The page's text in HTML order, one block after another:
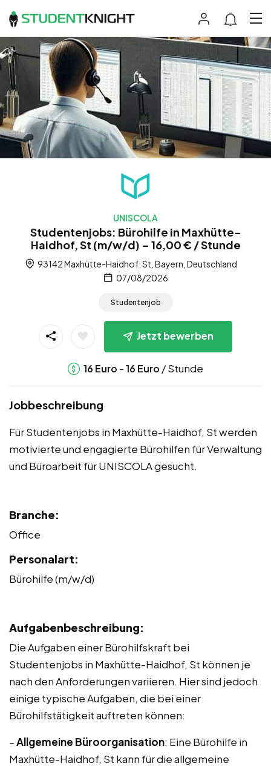
UNISCOLA
Studentenjobs: Bürohilfe in Maxhütte-
Haidhof, St (m/w/d) – 16,00 € / Stunde
93142 Maxhütte-Haidhof, St, Bayern, Deutschland
07/08/2026
Studentenjob
Jetzt bewerben
16 Euro -16 Euro / Stunde
Jobbeschreibung
Für Studentenjobs in Maxhütte-Haidhof, St werden
motivierte und engagierte Bürohilfen für Verwaltung
und Büroarbeit für UNISCOLA gesucht.
Branche:
Office
Personalart:
Bürohilfe (m/w/d)
Aufgabenbeschreibung:
Die Aufgaben einer Bürohilfskraft bei
Studentenjobs in Maxhütte-Haidhof, St können je
nach den Anforderungen variieren. Hier sind jedoch
einige typische Aufgaben, die bei einer
Bürohilfstätigkeit auftreten können:
–Allgemeine Büroorganisation: Eine Bürohilfe in
Maxhütte-Haidhof, St kann für die allgemeine